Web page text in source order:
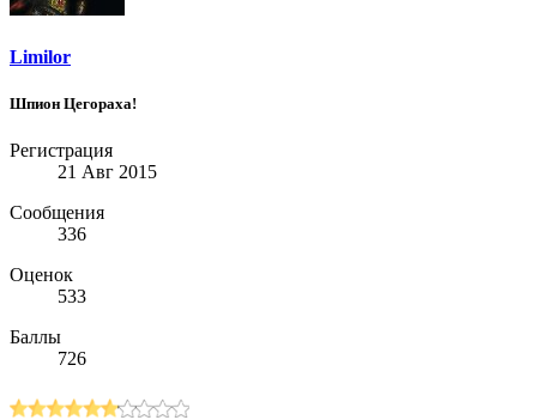
Limilor
Шпион Цегораха!
Регистрация
21 Авг 2015
Сообщения
336
Оценок
533
Баллы
726